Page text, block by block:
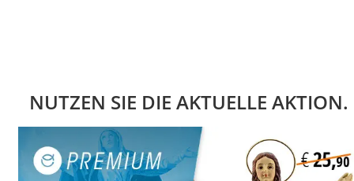
NUTZEN SIE DIE AKTUELLE AKTION.